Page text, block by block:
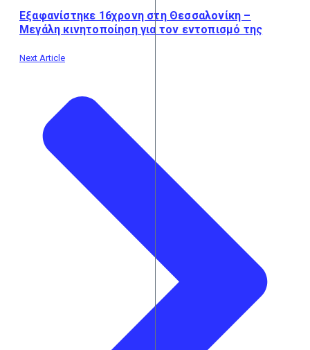
Εξαφανίστηκε 16χρονη στη Θεσσαλονίκη –
Μεγάλη κινητοποίηση για τον εντοπισμό της
Next Article